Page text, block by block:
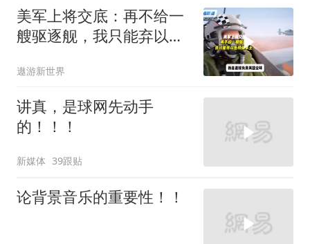
美军上将交底：再不给一
艘驱逐舰，我只能弃以色
遨游新世界
讲真，是球网先动手
的！！！
新媒体 39跟贴
论背景音乐的重要性！！